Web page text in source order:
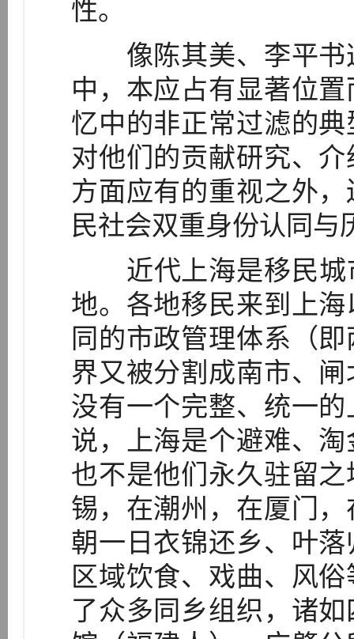
性。
像陈其美、李平书
中，本应占有显著位
忆中的非正常过滤的
对他们的贡献研究、
方面应有的重视之外
民社会双重身份认同
近代上海是移民城
地。各地移民来到上
同的市政管理体系（
界又被分割成南市、
没有一个完整、统一
说，上海是个避难、
也不是他们永久驻留
锡，在潮州，在厦门
朝一日衣锦还乡、叶
区域饮食、戏曲、风
了众多同乡组织，诸